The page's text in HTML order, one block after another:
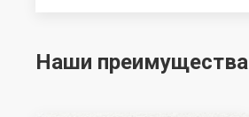
Наши преимущества